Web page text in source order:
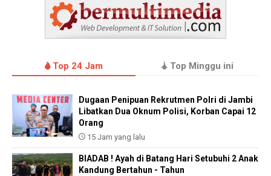
Top 24 Jam Top Minggu ini
Dugaan Penipuan Rekrutmen Polri di Jambi
Libatkan Dua Oknum Polisi, Korban Capai 12
Orang
15 Jam yang lalu
BIADAB ! Ayah di Batang Hari Setubuhi 2 Anak
Kandung Bertahun - Tahun